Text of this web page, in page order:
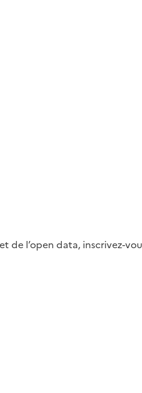
de l’open data, inscrivez-